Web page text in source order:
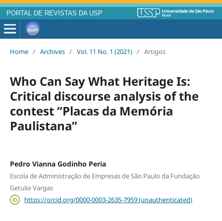
PORTAL DE REVISTAS DA USP
Home / Archives / Vol. 11 No. 1 (2021) / Artigos
Who Can Say What Heritage Is:
Critical discourse analysis of the
contest “Placas da Memória
Paulistana”
Pedro Vianna Godinho Peria
Escola de Administração de Empresas de São Paulo da Fundação
Getulio Vargas
https://orcid.org/0000-0003-2635-7959 (unauthenticated)